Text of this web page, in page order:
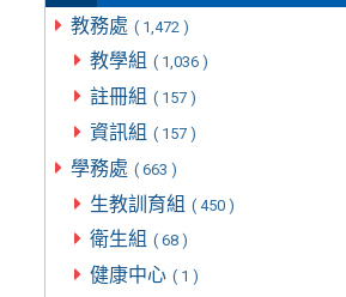
教務處 ( 1,472 )
教學組 ( 1,036 )
註冊組 ( 157 )
資訊組 ( 157 )
學務處 ( 663 )
生教訓育組 ( 450 )
衛生組 ( 68 )
健康中心 ( 1 )